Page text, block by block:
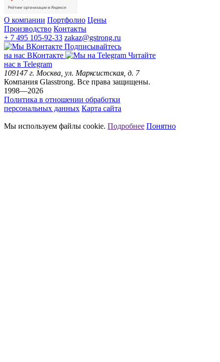
О компании Портфолио Цены
Производство Контакты
+ 7 495 105-92-33 zakaz@gstrong.ru
Подписывайтесь
на наc ВКонтакте
Читайте
нас в Telegram
109147 г. Москва ул. Марксистская, д. 7
Компания Glasstrong. Все права защищены.
1998—2026
Политика в отношении обработки
персональных данных Карта сайта
Мы используем файлы cookie. Подробнее Понятно